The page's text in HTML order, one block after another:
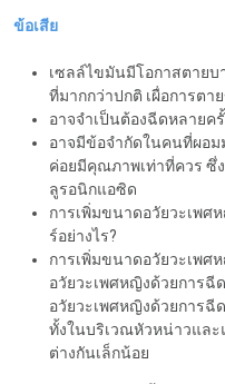
ข้อเสีย
เซลล์ไขมันมีโอกาสตาย
ที่มากกว่าปกติ เผื่อการตา
อาจจำเป็นต้องฉีดหลายค
อาจมีข้อจำกัดในคนที่ผอม
ค่อยมีคุณภาพเท่าที่ควร ซึ่
ลูรอนิกแอซิด
การเพิ่มขนาดอวัยวะเพ
ร์อย่างไร?
การเพิ่มขนาดอวัยวะเพศ
อวัยวะเพศหญิงด้วยการฉี
อวัยวะเพศหญิงด้วยการฉี
ทั้งในบริเวณหัวหน่าวแล
ต่างกันเล็กน้อย